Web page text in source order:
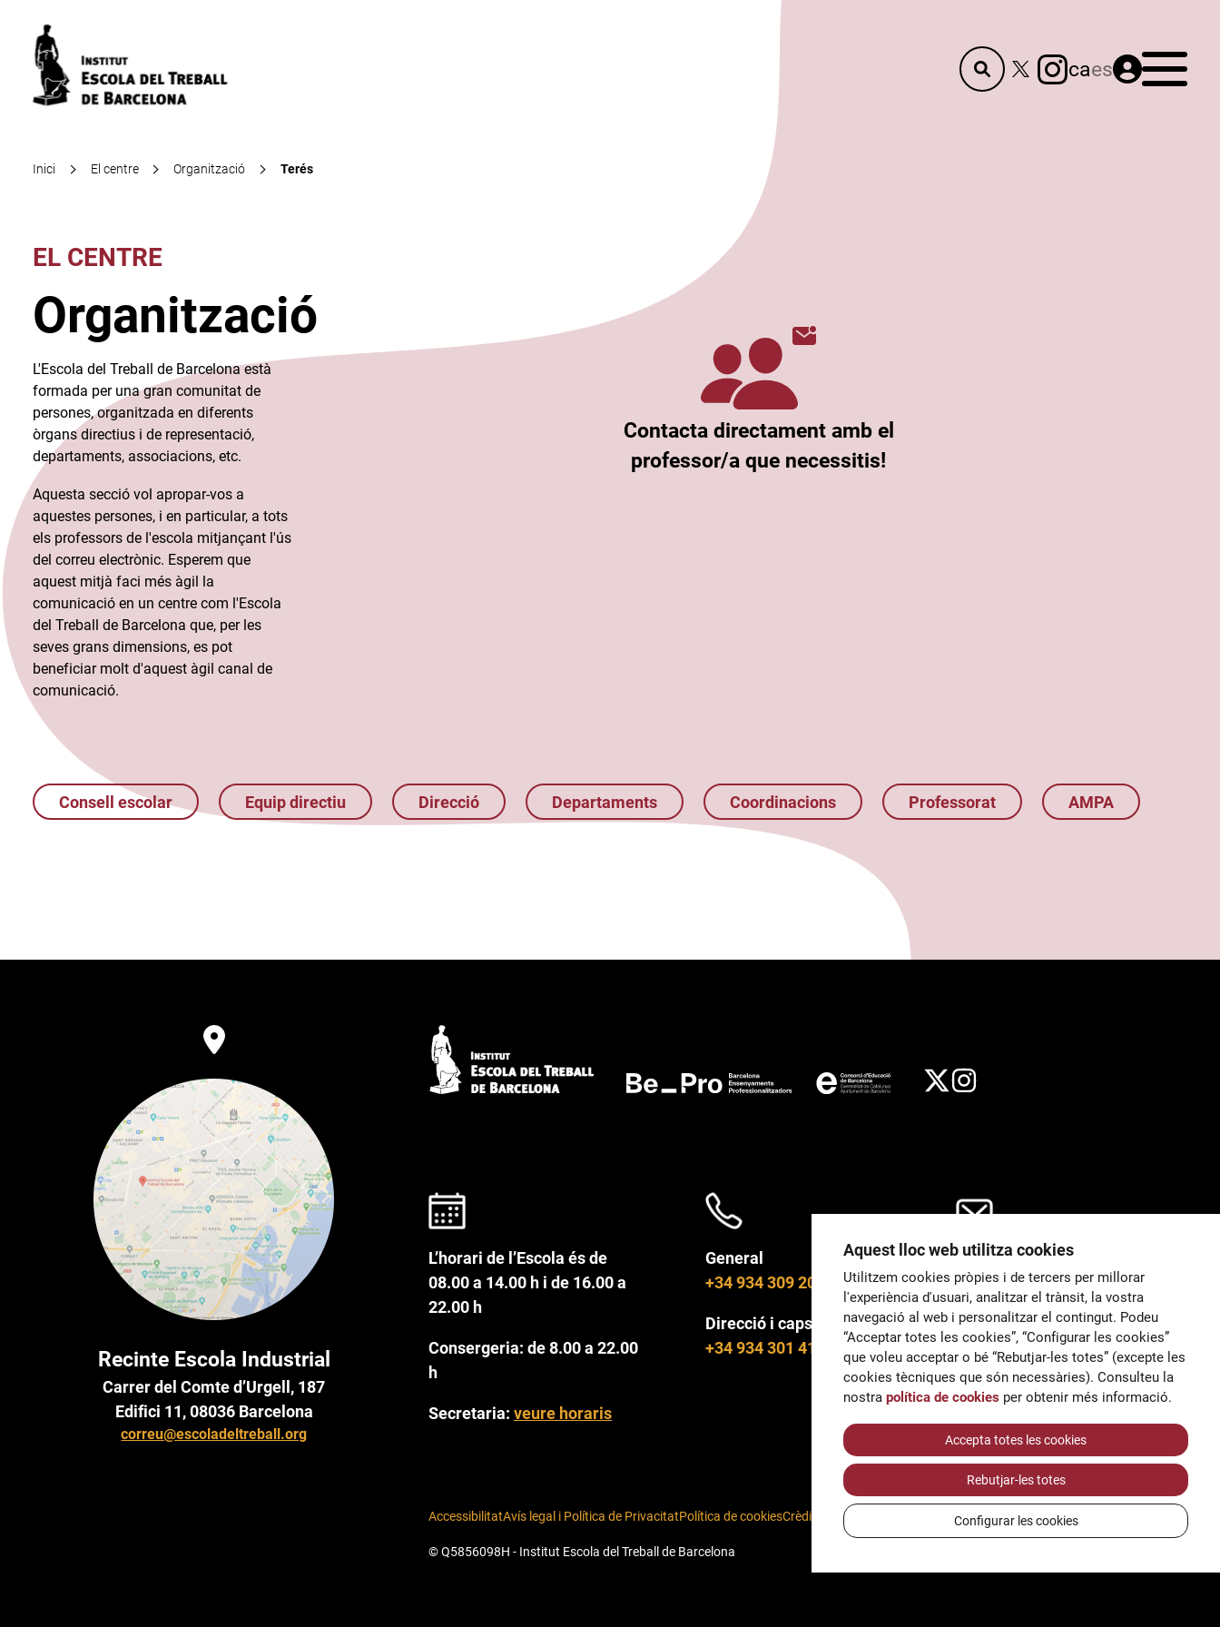
caes Menú
Inici El centre Organització Terés
EL CENTRE
Organització
L'Escola del Treball de Barcelona està
formada per una gran comunitat de
persones, organitzada en diferents
òrgans directius i de representació,
departaments, associacions, etc.​
Aquesta secció vol apropar-vos a
aquestes persones, i en particular, a tots
els professors de l'escola mitjançant l'ús
del correu electrònic. Esperem que
aquest mitjà faci més àgil la
comunicació en un centre com l'Escola
del Treball de Barcelona que, per les
seves grans dimensions, es pot
beneficiar molt d'aquest àgil canal de
comunicació.​
Contacta directament amb el
professor/a que necessitis!
Consell escolar Equip directiu Direcció Departaments Coordinacions Professorat AMPA
Recinte Escola Industrial
Carrer del Comte d’Urgell, 187
Edifici 11, 08036 Barcelona
correu@escoladeltreball.org
L’horari de l’Escola és de
08.00 a 14.00 h i de 16.00 a
22.00 h
Consergeria: de 8.00 a 22.00
h
Secretaria: veure horaris
General
+34 934 309 200
Direcció i caps d’estudis
+34 934 301 415
General
correu@escoladeltreball.org
Informació
informacio@escoladeltreball.o
rg
AccessibilitatAvís legal i Política de PrivacitatPolítica de cookiesCrèdits
© Q5856098H - Institut Escola del Treball de Barcelona
Aquest lloc web utilitza cookies
Utilitzem cookies pròpies i de tercers per millorar
l'experiència d'usuari, analitzar el trànsit, la vostra
navegació al web i personalitzar el contingut. Podeu
“Acceptar totes les cookies”, “Configurar les cookies”
que voleu acceptar o bé “Rebutjar-les totes” (excepte les
cookies tècniques que són necessàries). Consulteu la
nostra política de cookies per obtenir més informació.
Accepta totes les cookies
Rebutjar-les totes
Configurar les cookies